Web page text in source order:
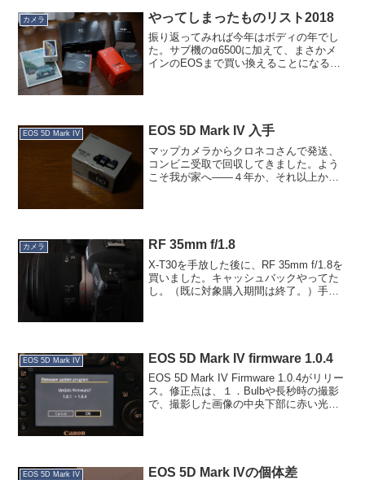
カメラ やってしまったものリスト2018
振り返ってみれば今年はボディの年でし
た。サブ機のα6500に加えて、まさかメ
インのEOSまで買い換えることになると
EOS 5D Mark IV EOS 5D Mark IV 入手
マップカメラからクロネコさんで発送、
コンビニ受取で回収してきました。よう
こそ我が家へ——４年か、それ以上か分
カメラ RF 35mm f/1.8
X-T30を手放した後に、RF 35mm f/1.8を
買いました。キャッシュバックやってた
し。（既に対象購入期間は終了。）手元
EOS 5D Mark IV EOS 5D Mark IV firmware 1.0.4
EOS 5D Mark IV Firmware 1.0.4がリリー
ス。修正点は、１．Bulbや長秒時の撮影
で、撮影した画像の中央下部に赤い光が
EOS 5D Mark IV EOS 5D Mark IVの個体差